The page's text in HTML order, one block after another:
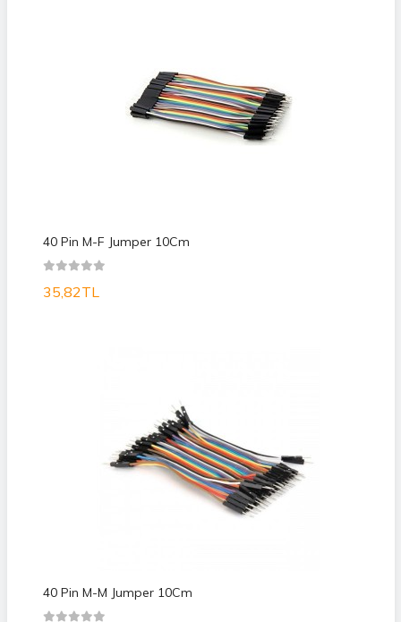
40 Pin M-F Jumper 10Cm
35,82TL
40 Pin M-M Jumper 10Cm